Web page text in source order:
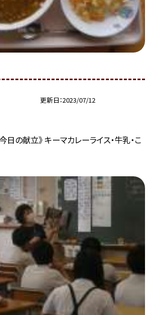
更新日 2023/07/12
今日の献立》 キーマカレーライス・牛乳・こ